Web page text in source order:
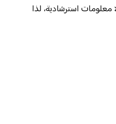
معلومات استرشادية، لذا